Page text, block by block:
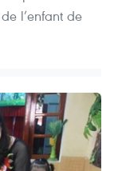
l’enfant de